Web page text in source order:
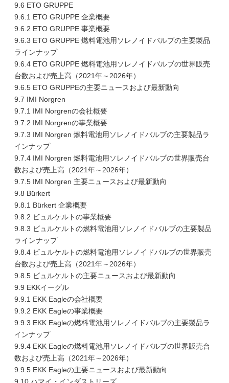
9.6 ETO GRUPPE
9.6.1 ETO GRUPPE 企業概要
9.6.2 ETO GRUPPE 事業概要
9.6.3 ETO GRUPPE 燃料電池用ソレノイドバルブの主要製品
ラインナップ
9.6.4 ETO GRUPPE 燃料電池用ソレノイドバルブの世界販売
台数および売上高（2021年～2026年）
9.6.5 ETO GRUPPEの主要ニュースおよび最新動向
9.7 IMI Norgren
9.7.1 IMI Norgrenの会社概要
9.7.2 IMI Norgrenの事業概要
9.7.3 IMI Norgren 燃料電池用ソレノイドバルブの主要製品ラ
インナップ
9.7.4 IMI Norgren 燃料電池用ソレノイドバルブの世界販売台
数および売上高（2021年～2026年）
9.7.5 IMI Norgren 主要ニュースおよび最新動向
9.8 Bürkert
9.8.1 Bürkert 企業概要
9.8.2 ビュルケルトの事業概要
9.8.3 ビュルケルトの燃料電池用ソレノイドバルブの主要製品
ラインナップ
9.8.4 ビュルケルトの燃料電池用ソレノイドバルブの世界販売
台数および売上高（2021年～2026年）
9.8.5 ビュルケルトの主要ニュースおよび最新動向
9.9 EKKイーグル
9.9.1 EKK Eagleの会社概要
9.9.2 EKK Eagleの事業概要
9.9.3 EKK Eagleの燃料電池用ソレノイドバルブの主要製品ラ
インナップ
9.9.4 EKK Eagleの燃料電池用ソレノイドバルブの世界販売台
数および売上高（2021年～2026年）
9.9.5 EKK Eagleの主要ニュースおよび最新動向